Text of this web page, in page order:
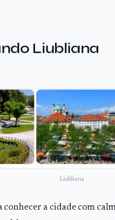
Liubliana
Liubliana
conhecer a cidade com